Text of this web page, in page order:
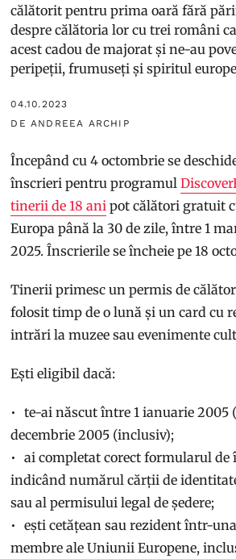
călătorit pentru prima oară fără
despre călătoria lor cu trei români
acest cadou de majorat și ne-au
peripeții, frumuseți și spiritul
04.10.2023
DE ANDREEA ARCHIP
Începând cu 4 octombrie se
înscrieri pentru programul
tinerii de 18 ani pot călători gratuit
Europa până la 30 de zile, între 1
2025. Înscrierile se încheie pe 18
Tinerii primesc un permis de
folosit timp de o lună și un card cu
intrări la muzee sau evenimente
Ești eligibil dacă:
te-ai născut între 1 ianuarie 2005
decembrie 2005 (inclusiv);
ai completat corect formularul de
indicând numărul cărții de
sau al permisului legal de ședere;
ești cetățean sau rezident într-
membre ale Uniunii Europene,